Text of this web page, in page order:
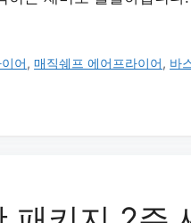
어,매직쉐프 에어프라이어, 바